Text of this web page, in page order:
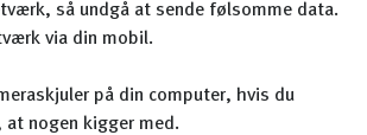
så undgå at sende følsomme data.
via din mobil.
på din computer, hvis du
nogen kigger med.